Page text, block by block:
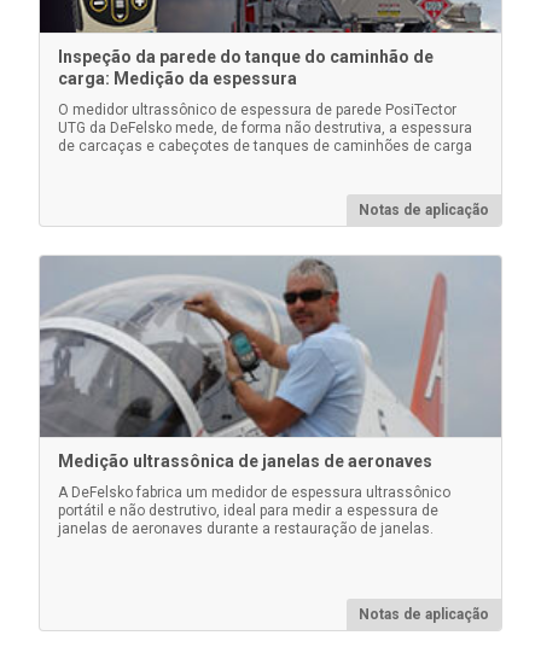
Kit de alimentação CA
Use para operação contínua. Este kit fornece várias
soluções alternativas de energia para seu PosiTector
operado por bateria. Opere seu medidor sem a
necessidade de baterias.
Saiba mais
Malas Pelican para kits de inspeção
PosiTector
completos com uma inserção de espuma
personalizada para segurar com segurança seu
Inspeção da parede do tanque do caminhão de
carga: Medição da espessura
O medidor ultrassônico de espessura de parede PosiTector
UTG da DeFelsko mede, de forma não destrutiva, a espessura
de carcaças e cabeçotes de tanques de caminhões de carga
Notas de aplicação
Medição ultrassônica de janelas de aeronaves
A DeFelsko fabrica um medidor de espessura ultrassônico
portátil e não destrutivo, ideal para medir a espessura de
janelas de aeronaves durante a restauração de janelas.
Notas de aplicação